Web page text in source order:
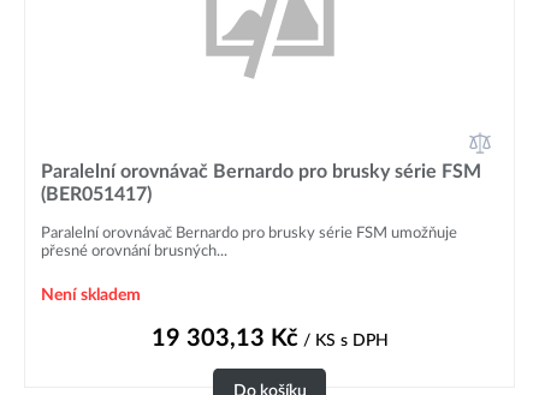
Paralelní orovnávač Bernardo pro brusky série FSM
(BER051417)
Paralelní orovnávač Bernardo pro brusky série FSM umožňuje
přesné orovnání brusných...
Není skladem
19 303,13 Kč/ KS s DPH
Do košíku